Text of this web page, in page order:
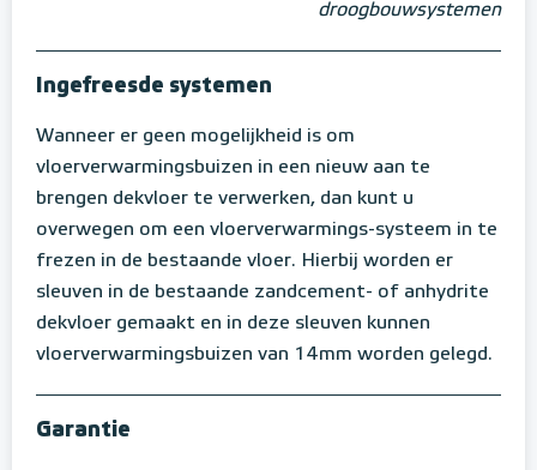
droogbouwsystemen
Ingefreesde systemen
Wanneer er geen mogelijkheid is om
vloerverwarmingsbuizen in een nieuw aan te
brengen dekvloer te verwerken, dan kunt u
overwegen om een vloerverwarmings-systeem in te
frezen in de bestaande vloer. Hierbij worden er
sleuven in de bestaande zandcement- of anhydrite
dekvloer gemaakt en in deze sleuven kunnen
vloerverwarmingsbuizen van 14mm worden gelegd.
Garantie